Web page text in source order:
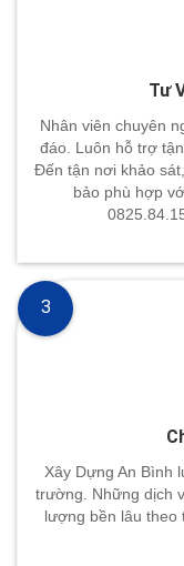
Tư
Nhân viên chuyên
đáo. Luôn hỗ trợ
Đến tận nơi khảo
bảo phù hợp
Xây Dựng An Bình
trường. Những dịch
lượng bền lâu theo
3